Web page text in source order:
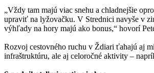
„Vždy tam majú viac snehu a chladnejšie
upraviť na lyžovačku. V Strednici navyše v
výhľady na hory majú ako bonus,“ hovorí
Rozvoj cestovného ruchu v Ždiari ťahajú aj
infraštruktúru, ale aj celoročné aktivity –